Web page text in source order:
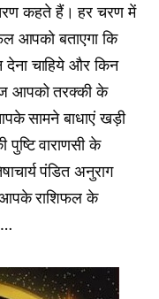
कहते हैं। हर चरण में
आपको बताएगा कि
चाहिये और किन
आपको तरक्की के
सामने बाधाएं खड़ी
वाराणसी के
पंडित अनुराग
आपके राशिफल के